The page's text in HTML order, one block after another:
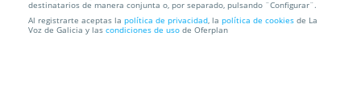
Stampa Grafica A Coruña
destinatarios de manera conjunta o, por separado, pulsando ¨Configurar¨.
Al registrarte aceptas la política de privacidad, la política de cookies de La
Voz de Galicia y las condiciones de uso de Oferplan